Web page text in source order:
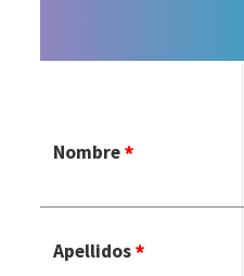
Nombre
Apellidos